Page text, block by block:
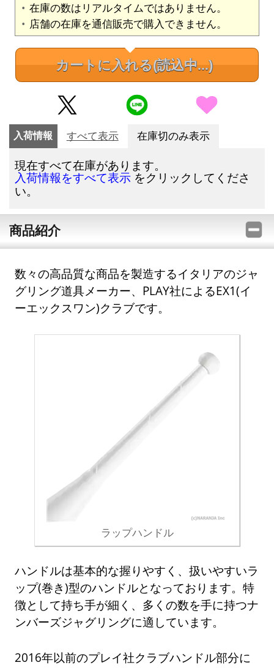
在庫の数はリアルタイムではありません。
店舗の在庫を通信販売で購入できません。
カートに入れる(読込中...)
入荷情報 すべて表示 在庫切のみ表示
現在すべて在庫があります。
入荷情報をすべて表示 をクリックしてくださ
い。
商品紹介
数々の高品質な商品を製造するイタリアのジャ
グリング道具メーカー、PLAY社によるEX1(イ
ーエックスワン)クラブです。
ラップハンドル
ハンドルは基本的な握りやすく、扱いやすいラ
ップ(巻き)型のハンドルとなっております。特
徴として持ち手が細く、多くの数を手に持つナ
ンバーズジャグリングに適しています。
2016年以前のプレイ社クラブハンドル部分に